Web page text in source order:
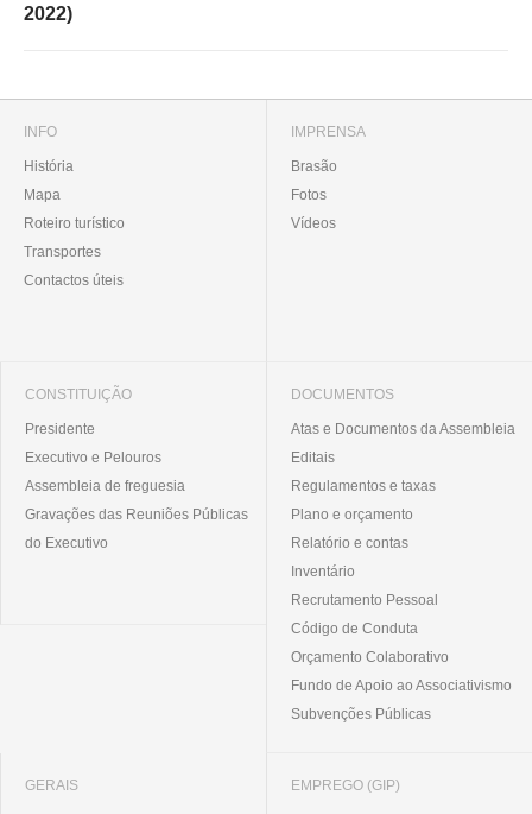
2022)
INFO
História
Mapa
Roteiro turístico
Transportes
Contactos úteis
IMPRENSA
Brasão
Fotos
Vídeos
CONSTITUIÇÃO
Presidente
Executivo e Pelouros
Assembleia de freguesia
Gravações das Reuniões Públicas
do Executivo
DOCUMENTOS
Atas e Documentos da Assembleia
Editais
Regulamentos e taxas
Plano e orçamento
Relatório e contas
Inventário
Recrutamento Pessoal
Código de Conduta
Orçamento Colaborativo
Fundo de Apoio ao Associativismo
Subvenções Públicas
GERAIS EMPREGO (GIP)